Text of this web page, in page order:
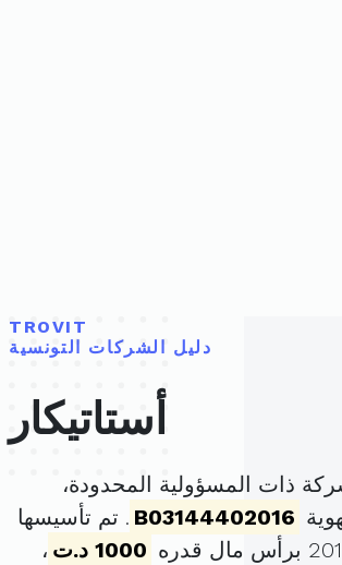
TROVIT
دليل الشركات التونسية
أستاتيكار
ذات المسؤولية المحدودة،
B03144402016 . تم تأسيسها
1000 د.ت
،